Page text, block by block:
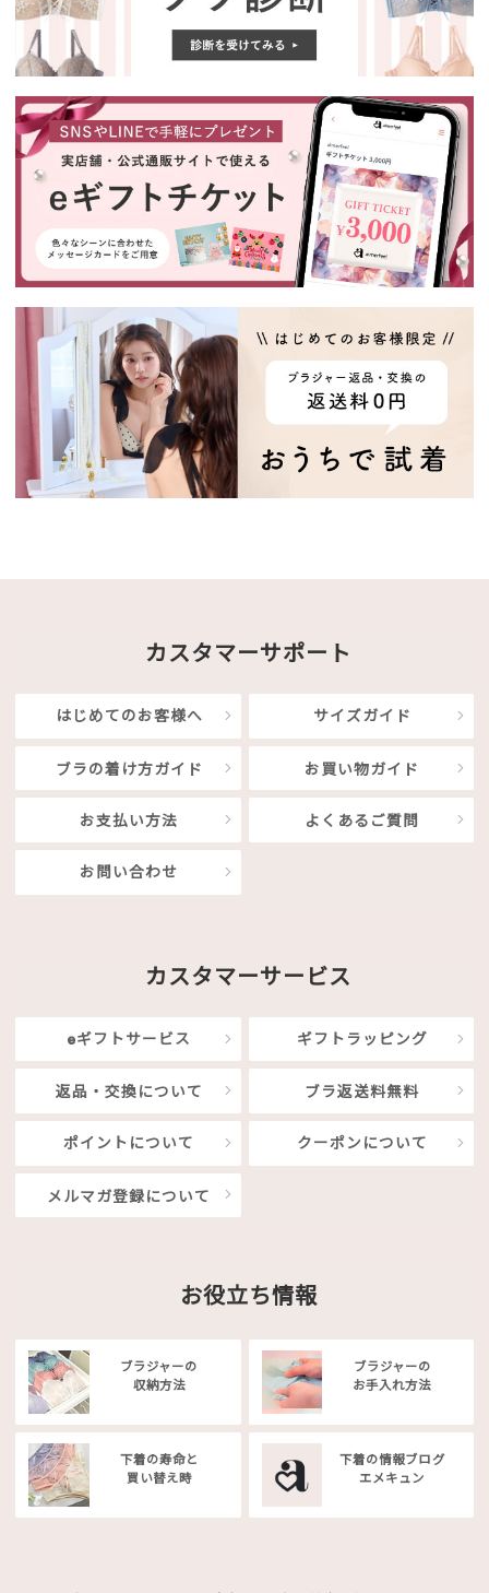
カスタマーサポート
はじめてのお客様へ サイズガイド
ブラの着け方ガイド お買い物ガイド
お支払い方法 よくあるご質問
お問い合わせ
カスタマーサービス
eギフトサービス ギフトラッピング
返品・交換について ブラ返送料無料
ポイントについて クーポンについて
メルマガ登録について
お役立ち情報
ブラジャーの
収納方法
ブラジャーの
お手入れ方法
下着の寿命と
買い替え時
下着の情報ブログ
エメキュン